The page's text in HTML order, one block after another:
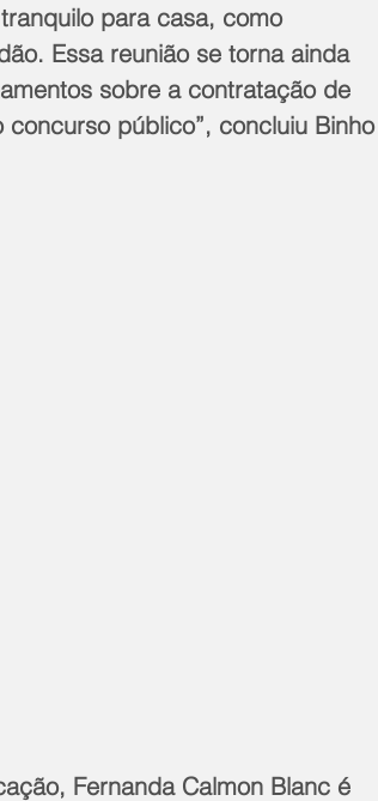
para casa, como
Essa reunião se torna ainda
sobre a contratação de
público”, concluiu Binho
Fernanda Calmon Blanc é